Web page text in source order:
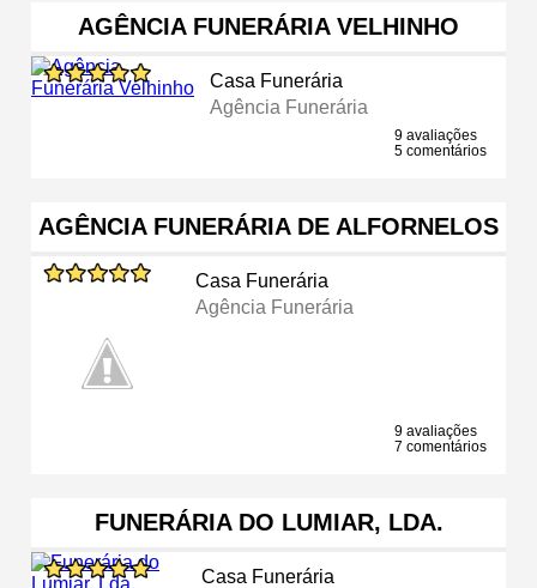
AGÊNCIA FUNERÁRIA VELHINHO
Casa Funerária
Agência Funerária
9 avaliações
5 comentários
AGÊNCIA FUNERÁRIA DE ALFORNELOS
Casa Funerária
Agência Funerária
9 avaliações
7 comentários
FUNERÁRIA DO LUMIAR, LDA.
Casa Funerária